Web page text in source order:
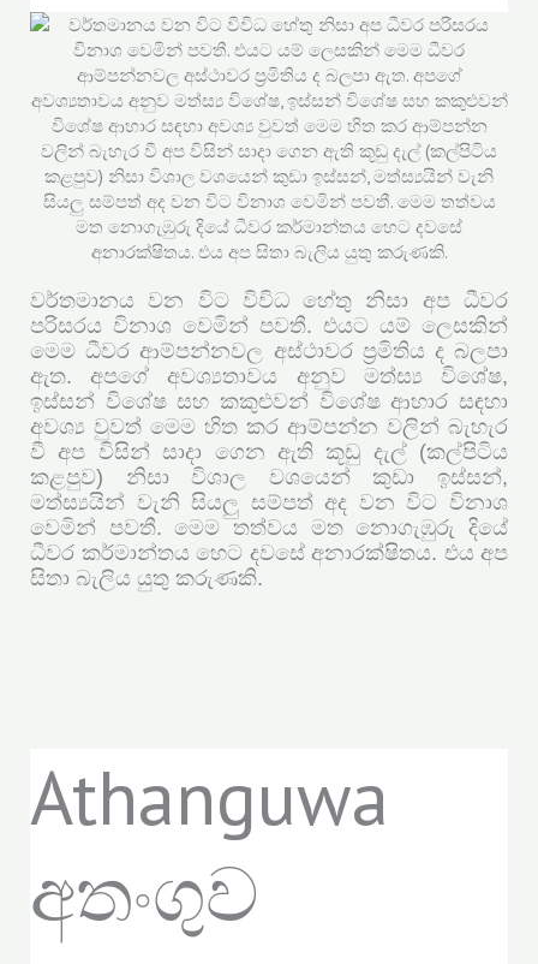
වර්තමානය වන විට විවිධ හේතු නිසා අප ධීවර
පරිසරය විනාශ වෙමින් පවතී. එයට යම් ලෙසකින්
මෙම ධීවර ආම්පන්නවල අස්ථාවර ප්‍රමිතිය ද බලපා
ඇත. අපගේ අවශ්‍යතාවය අනුව මත්ස්‍ය විශේෂ,
ඉස්සන් විශේෂ සහ කකුළුවන් විශේෂ ආහාර සඳහා
අවශ්‍ය වුවත් මෙම හිත කර ආම්පන්න වලින් බැහැර
වී අප විසින් සාදා ගෙන ඇති කූඩු දැල් (කල්පිටිය
කළපුව) නිසා විශාල වශයෙන් කුඩා ඉස්සන්,
මත්ස්‍යයින් වැනි සියලු සම්පත් අද වන විට විනාශ
වෙමින් පවතී. මෙම තත්වය මත නොගැඹුරු දියේ
ධීවර කර්මාන්තය හෙට දවසේ අනාරක්ෂිතය. එය අප
සිතා බැලිය යුතු කරුණකි.
Athanguwa
අතංගුව